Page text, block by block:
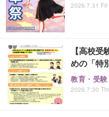
2026.7.31 Fri
【高校
めの「特
教育・受験
2026.7.30